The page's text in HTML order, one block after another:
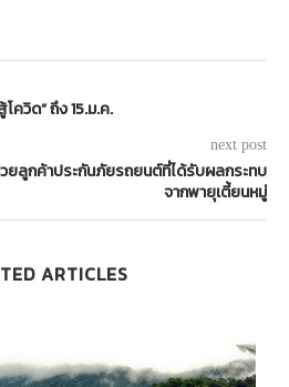
ควิด” ถึง 15.ม.ค.
next post
วยลูกค้าประกันภัยรถยนต์ที่ได้รับผลกระทบ
จากพายุเตี้ยนหมู่
ARTICLES